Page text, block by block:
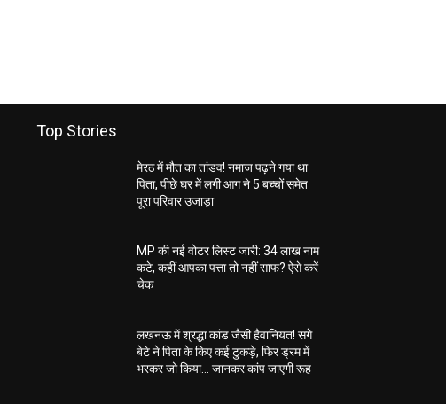
Top Stories
मेरठ में मौत का तांडव! नमाज पढ़ने गया था
पिता, पीछे घर में लगी आग ने 5 बच्चों समेत
पूरा परिवार उजाड़ा
MP की नई वोटर लिस्ट जारी: 34 लाख नाम
कटे, कहीं आपका पत्ता तो नहीं साफ? ऐसे करें
चेक
लखनऊ में श्रद्धा कांड जैसी हैवानियत! सगे
बेटे ने पिता के किए कई टुकड़े, फिर ड्रम में
भरकर जो किया… जानकर कांप जाएगी रूह